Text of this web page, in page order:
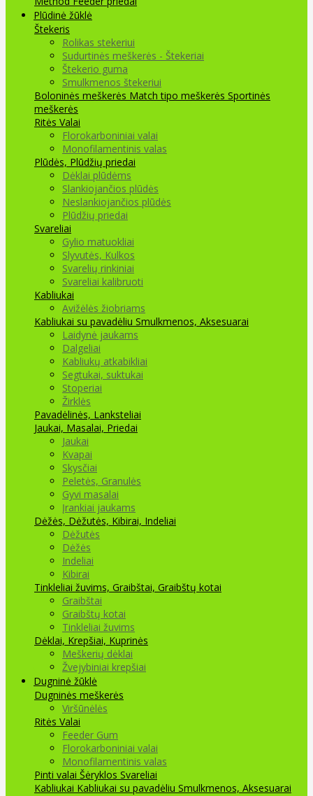
Plūdinė žūklė
Štekeris
Rolikas stekeriui
Sudurtinės meškerės - Štekeriai
Štekerio guma
Smulkmenos štekeriui
Boloninės meškerės Match tipo meškerės Sportinės
meškerės
Ritės Valai
Florokarboniniai valai
Monofilamentinis valas
Plūdės, Plūdžių priedai
Dėklai plūdėms
Slankiojančios plūdės
Neslankiojančios plūdės
Plūdžių priedai
Svareliai
Gylio matuokliai
Slyvutės, Kulkos
Svarelių rinkiniai
Svareliai kalibruoti
Kabliukai
Avižėlės žiobriams
Kabliukai su pavadėliu Smulkmenos, Aksesuarai
Laidynė jaukams
Dalgeliai
Kabliukų atkabikliai
Segtukai, suktukai
Stoperiai
Žirklės
Pavadėlinės, Lanksteliai
Jaukai, Masalai, Priedai
Jaukai
Kvapai
Skysčiai
Peletės, Granulės
Gyvi masalai
Įrankiai jaukams
Dėžės, Dėžutės, Kibirai, Indeliai
Dėžutės
Dėžės
Indeliai
Kibirai
Tinkleliai žuvims, Graibštai, Graibštų kotai
Graibštai
Graibštų kotai
Tinkleliai žuvims
Dėklai, Krepšiai, Kuprinės
Meškerių dėklai
Žvejybiniai krepšiai
Dugninė žūklė
Dugninės meškerės
Viršūnėlės
Ritės Valai
Feeder Gum
Florokarboniniai valai
Monofilamentinis valas
Pinti valai Šėryklos Svareliai
Kabliukai Kabliukai su pavadėliu Smulkmenos, Aksesuarai